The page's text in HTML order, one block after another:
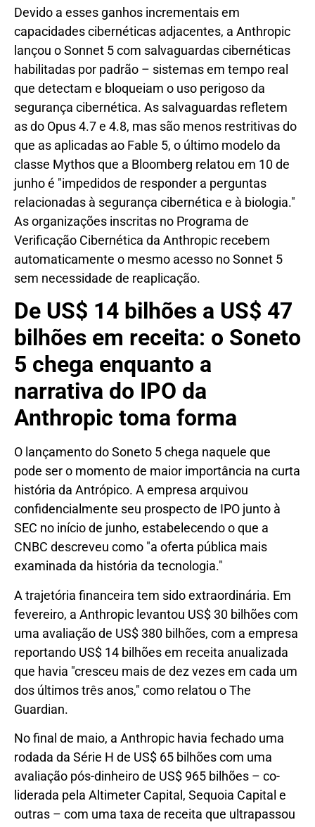
Devido a esses ganhos incrementais em
capacidades cibernéticas adjacentes, a Anthropic
lançou o Sonnet 5 com salvaguardas cibernéticas
habilitadas por padrão – sistemas em tempo real
que detectam e bloqueiam o uso perigoso da
segurança cibernética. As salvaguardas refletem
as do Opus 4.7 e 4.8, mas são menos restritivas do
que as aplicadas ao Fable 5, o último modelo da
classe Mythos que a Bloomberg relatou em 10 de
junho é "impedidos de responder a perguntas
relacionadas à segurança cibernética e à biologia."
As organizações inscritas no Programa de
Verificação Cibernética da Anthropic recebem
automaticamente o mesmo acesso no Sonnet 5
sem necessidade de reaplicação.
De US$ 14 bilhões a US$ 47
bilhões em receita: o Soneto
5 chega enquanto a
narrativa do IPO da
Anthropic toma forma
O lançamento do Soneto 5 chega naquele que
pode ser o momento de maior importância na curta
história da Antrópico. A empresa arquivou
confidencialmente seu prospecto de IPO junto à
SEC no início de junho, estabelecendo o que a
CNBC descreveu como "a oferta pública mais
examinada da história da tecnologia."
A trajetória financeira tem sido extraordinária. Em
fevereiro, a Anthropic levantou US$ 30 bilhões com
uma avaliação de US$ 380 bilhões, com a empresa
reportando US$ 14 bilhões em receita anualizada
que havia "cresceu mais de dez vezes em cada um
dos últimos três anos," como relatou o The
Guardian.
No final de maio, a Anthropic havia fechado uma
rodada da Série H de US$ 65 bilhões com uma
avaliação pós-dinheiro de US$ 965 bilhões – co-
liderada pela Altimeter Capital, Sequoia Capital e
outras – com uma taxa de receita que ultrapassou